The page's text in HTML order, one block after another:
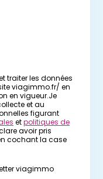
traiter les données
viagimmo.fr/ en
en vigueur.Je
et au
figurant
etpolitiques de
avoir pris
cochant la case
viagimmo